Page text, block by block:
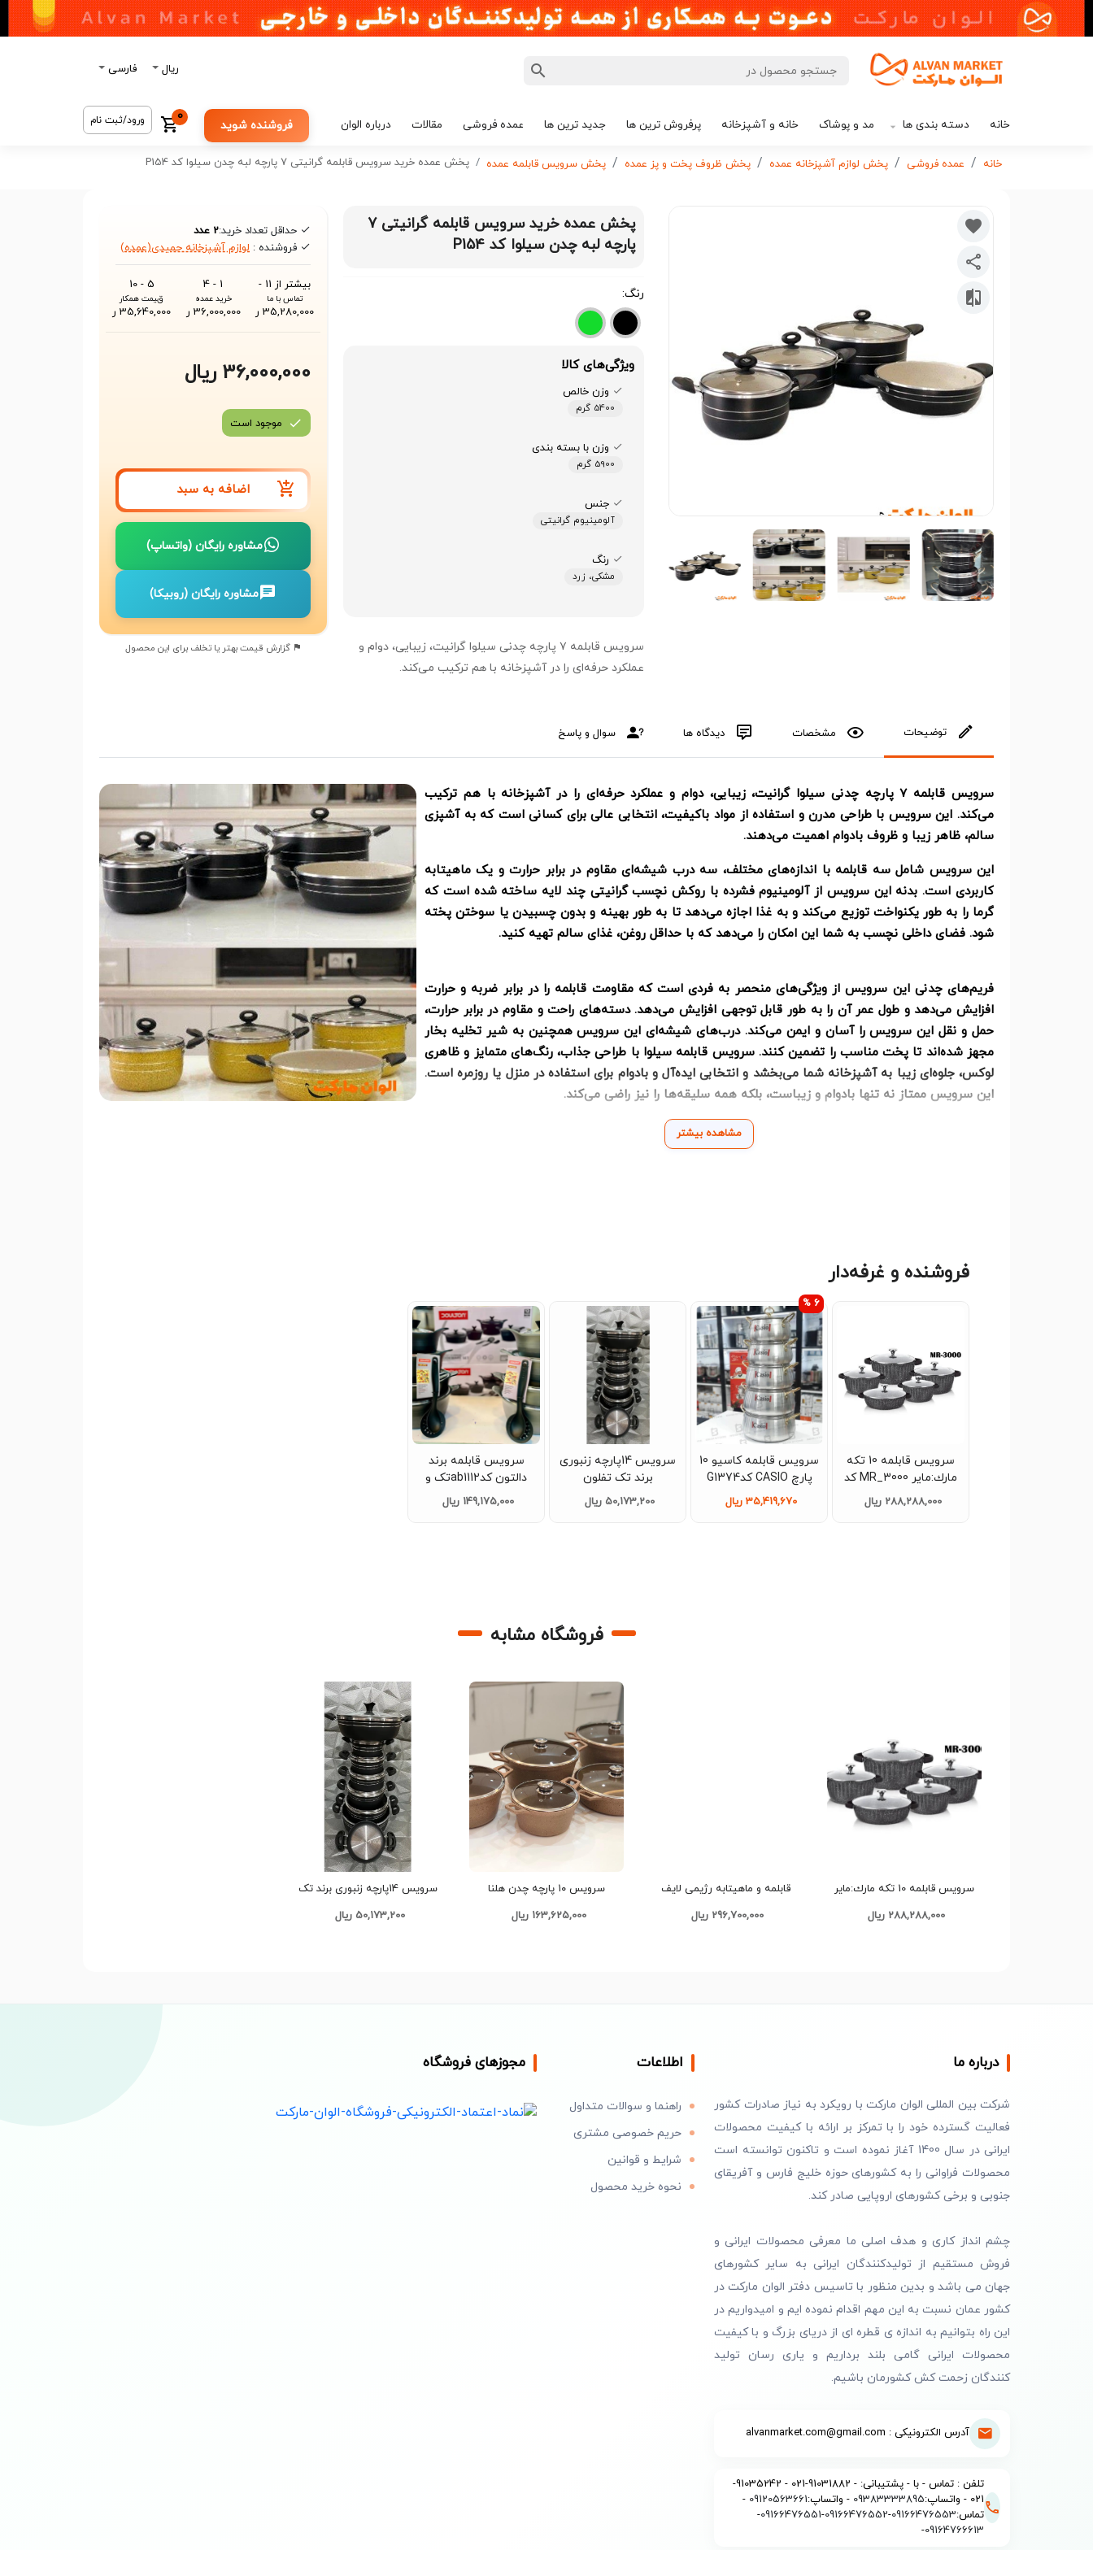
ریال فارسی
خانه دسته بندی ها مد و پوشاک خانه و آشپزخانه پرفروش ترین ها جدید ترین ها عمده فروشی مقالات درباره الوان فروشنده شوید
0 ورود/ثبت نام
خانه عمده فروشی پخش لوازم آشپزخانه عمده پخش ظروف پخت و پز عمده پخش سرویس قابلمه عمده پخش عمده خرید سرویس قابلمه گرانیتی 7 پارچه لبه چدن سیلوا کد P154
پخش عمده خرید سرویس قابلمه گرانیتی 7
پارچه لبه چدن سیلوا کد P154
رنگ:
ویژگی‌های کالا
وزن خالص
5400 گرم
وزن با بسته بندی
5900 گرم
جنس
آلومینیوم گرانیتی
رنگ
مشکی، زرد
سرویس قابلمه ۷ پارچه چدنی سیلوا گرانیت، زیبایی، دوام و
عملکرد حرفه‌ای را در آشپزخانه با هم ترکیب می‌کند.
حداقل تعداد خرید:2 عدد
فروشنده : لوازم آشپزخانه حمیدی(عمده)
بیشتر از 11 -
تماس با ما
35,280,000 ر
1 - 4
خرید عمده
36,000,000 ر
5 - 10
قیمت همکار
35,640,000 ر
36,000,000 ریال
موجود است
اضافه به سبد
مشاوره رایگان (واتساپ)
مشاوره رایگان (روبیکا)
گزارش قیمت بهتر یا تخلف برای این محصول
توضیحات مشخصات دیدگاه ها سوال و پاسخ
سرویس قابلمه 7 پارچه چدنی سیلوا گرانیت، زیبایی، دوام و عملکرد حرفه‌ای را در آشپزخانه با هم ترکیب
می‌کند. این سرویس با طراحی مدرن و استفاده از مواد باکیفیت، انتخابی عالی برای کسانی است که به آشپزی
سالم، ظاهر زیبا و ظروف بادوام اهمیت می‌دهند.
این سرویس شامل سه قابلمه با اندازه‌های مختلف، سه درب شیشه‌ای مقاوم در برابر حرارت و یک ماهیتابه
کاربردی است. بدنه این سرویس از آلومینیوم فشرده با روکش نچسب گرانیتی چند لایه ساخته شده است که
گرما را به طور یکنواخت توزیع می‌کند و به غذا اجازه می‌دهد تا به طور بهینه و بدون چسبیدن یا سوختن پخته
شود. فضای داخلی نچسب به شما این امکان را می‌دهد که با حداقل روغن، غذای سالم تهیه کنید.
فریم‌های چدنی این سرویس از ویژگی‌های منحصر به فردی است که مقاومت قابلمه را در برابر ضربه و حرارت
افزایش می‌دهد و طول عمر آن را به طور قابل توجهی افزایش می‌دهد. دسته‌های راحت و مقاوم در برابر حرارت،
حمل و نقل این سرویس را آسان و ایمن می‌کند. درب‌های شیشه‌ای این سرویس همچنین به شیر تخلیه بخار
مجهز شده‌اند تا پخت مناسب را تضمین کنند. سرویس قابلمه سیلوا با طراحی جذاب، رنگ‌های متمایز و ظاهری
لوکس، جلوه‌ای زیبا به آشپزخانه شما می‌بخشد و انتخابی ایده‌آل و بادوام برای استفاده در منزل یا روزمره است.
این سرویس ممتاز نه تنها بادوام و زیباست، بلکه همه سلیقه‌ها را نیز راضی می‌کند.
مشاهده بیشتر
فروشنده و غرفه‌دار
سرویس قابلمه 10 تکه
مارك:ماير MR_3000 کد
d022 تک و عمده
288,288,000 ریال
سرویس قابلمه کاسیو 10
پارچ CASIO کدG1374
35,419,670 ریال
6 %
سرویس 14پارچه زنبوری
برند تک تفلون
50,173,200 ریال
سرویس قابلمه برند
دالتون کدab1112تک و
عمده
149,175,000 ریال
فروشگاه مشابه
سرویس قابلمه 10 تکه مارك:ماير
288,288,000 ریال
قابلمه و ماهیتابه رژیمی لایف
296,700,000 ریال
سرویس ۱۰ پارچه چدن هلنا
163,625,000 ریال
سرویس 14پارچه زنبوری برند تک
50,173,200 ریال
درباره ما
شرکت بین المللی الوان مارکت با رویکرد به نیاز صادرات کشور
فعالیت گسترده خود را با تمرکز بر ارائه با کیفیت محصولات
ایرانی در سال 1400 آغاز نموده است و تاکنون توانسته است
محصولات فراوانی را به کشورهای حوزه خلیج فارس و آفریقای
جنوبی و برخی کشورهای اروپایی صادر کند.
چشم انداز کاری و هدف اصلی ما معرفی محصولات ایرانی و
فروش مستقیم از تولیدکنندگان ایرانی به سایر کشورهای
جهان می باشد و بدین منظور با تاسیس دفتر الوان مارکت در
کشور عمان نسبت به این مهم اقدام نموده ایم و امیدواریم در
این راه بتوانیم به اندازه ی قطره ای از دریای بزرگ و با کیفیت
محصولات ایرانی گامی بلند برداریم و یاری رسان تولید
کنندگان زحمت کش کشورمان باشیم.
آدرس الکترونیکی : alvanmarket.com@gmail.com
تلفن : تماس - با - پشتیبانی: - 91031882-021 - 91035242-
021 - واتساپ:
09383333895 - واتساپ:09120563661
-
تماس:09166476553
-
09166476552
-
09166476551
-
09164766613
-
اطلاعات
راهنما و سوالات متداول
حریم خصوصی مشتری
شرایط و قوانین
نحوه خرید محصول
مجوزهای فروشگاه